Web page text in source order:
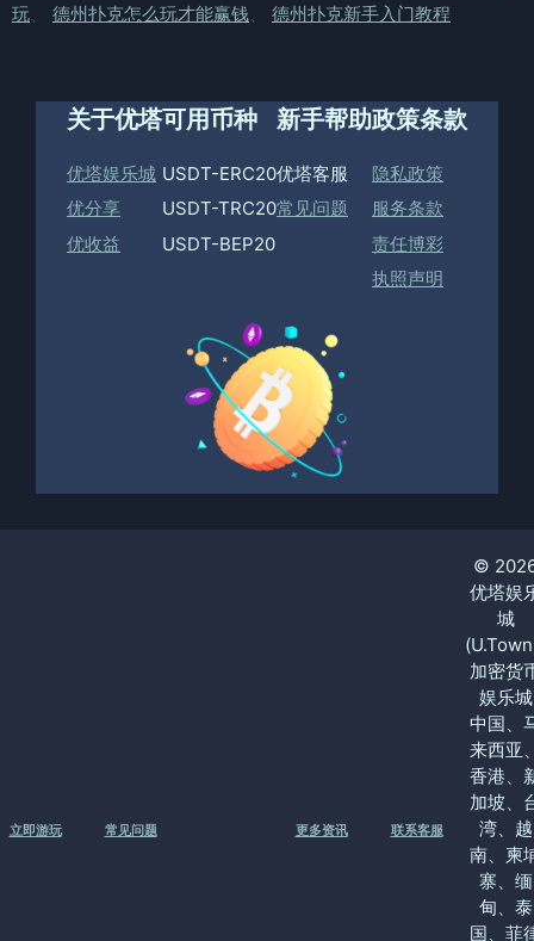
玩
德州扑克怎么玩才能赢钱 德州扑克新手入门教程
关于优塔
优塔娱乐城
优分享
优收益
可用币种
USDT-ERC20
USDT-TRC20
USDT-BEP20
新手帮助
优塔客服
常见问题
政策条款
隐私政策
服务条款
责任博彩
执照声明
立即游玩 常见问题 更多资讯 联系客服
©
优塔娱
城
加密货
娱乐城
中国、
来西亚
香港、
加坡、
湾、越
南、柬
寨、缅
甸、泰
国、菲